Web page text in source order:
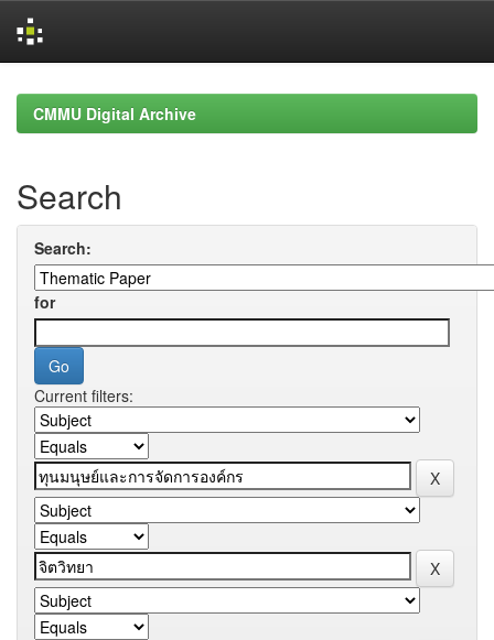
navigationCMMU Digital Archive
Search
Search:
for
Current filters: